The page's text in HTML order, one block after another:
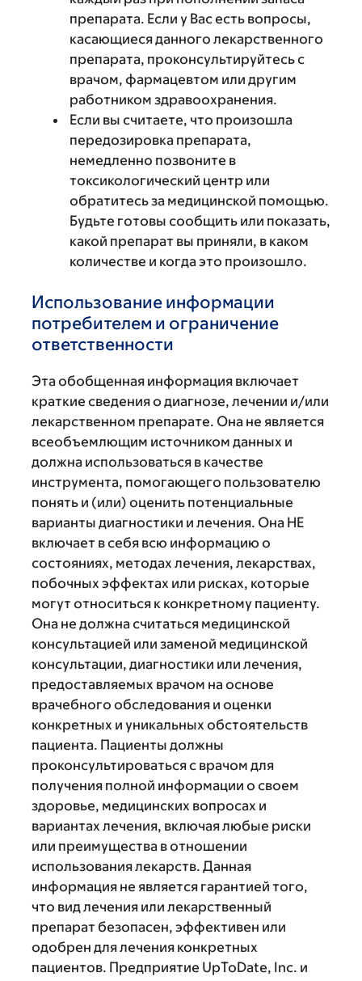
препарата. Если у Вас есть вопросы,
касающиеся данного лекарственного
препарата, проконсультируйтесь с
врачом, фармацевтом или другим
работником здравоохранения.
Если вы считаете, что произошла
передозировка препарата,
немедленно позвоните в
токсикологический центр или
обратитесь за медицинской помощью.
Будьте готовы сообщить или показать,
какой препарат вы приняли, в каком
количестве и когда это произошло.
Использование информации
потребителем и ограничение
ответственности
Эта обобщенная информация включает
краткие сведения о диагнозе, лечении и/или
лекарственном препарате. Она не является
всеобъемлющим источником данных и
должна использоваться в качестве
инструмента, помогающего пользователю
понять и (или) оценить потенциальные
варианты диагностики и лечения. Она НЕ
включает в себя всю информацию о
состояниях, методах лечения, лекарствах,
побочных эффектах или рисках, которые
могут относиться к конкретному пациенту.
Она не должна считаться медицинской
консультацией или заменой медицинской
консультации, диагностики или лечения,
предоставляемых врачом на основе
врачебного обследования и оценки
конкретных и уникальных обстоятельств
пациента. Пациенты должны
проконсультироваться с врачом для
получения полной информации о своем
здоровье, медицинских вопросах и
вариантах лечения, включая любые риски
или преимущества в отношении
использования лекарств. Данная
информация не является гарантией того,
что вид лечения или лекарственный
препарат безопасен, эффективен или
одобрен для лечения конкретных
пациентов. Предприятие UpToDate, Inc. и